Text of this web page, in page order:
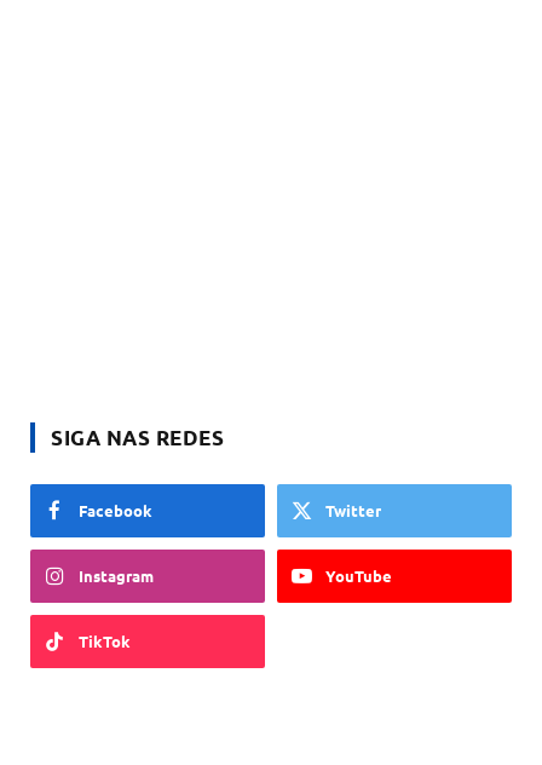
SIGA NAS REDES
Facebook Twitter
Instagram YouTube
TikTok